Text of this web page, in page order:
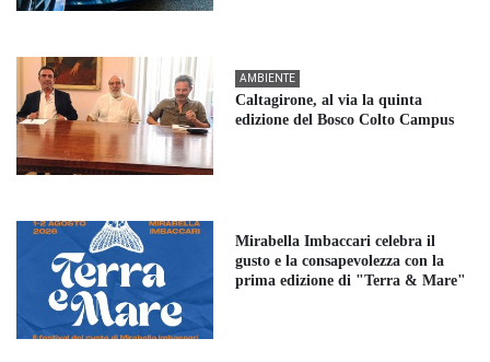
AMBIENTE
Caltagirone, al via la quinta
edizione del Bosco Colto Campus
Mirabella Imbaccari celebra il
gusto e la consapevolezza con la
prima edizione di "Terra & Mare"